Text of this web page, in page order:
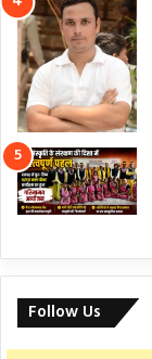
Follow Us